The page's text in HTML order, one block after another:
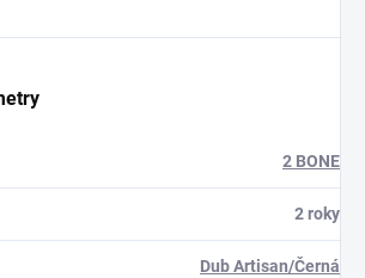
2 BONE
2 roky
Dub Artisan/Černá